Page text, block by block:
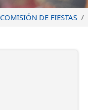
COMISIÓN DE FIESTAS